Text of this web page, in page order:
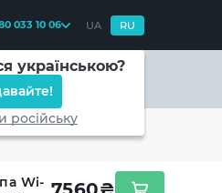
033 10 06 UA RU
українською?
російську
Wi-